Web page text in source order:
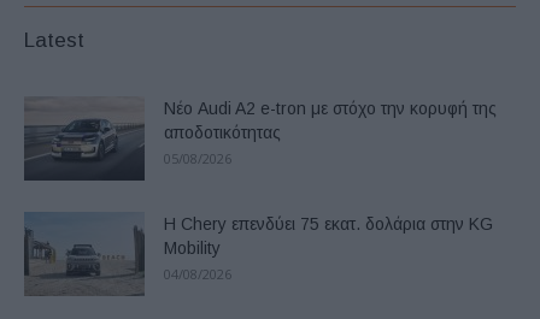
Latest
Νέο Audi A2 e-tron με στόχο την κορυφή της
αποδοτικότητας
05/08/2026
Η Chery επενδύει 75 εκατ. δολάρια στην KG
Mobility
04/08/2026